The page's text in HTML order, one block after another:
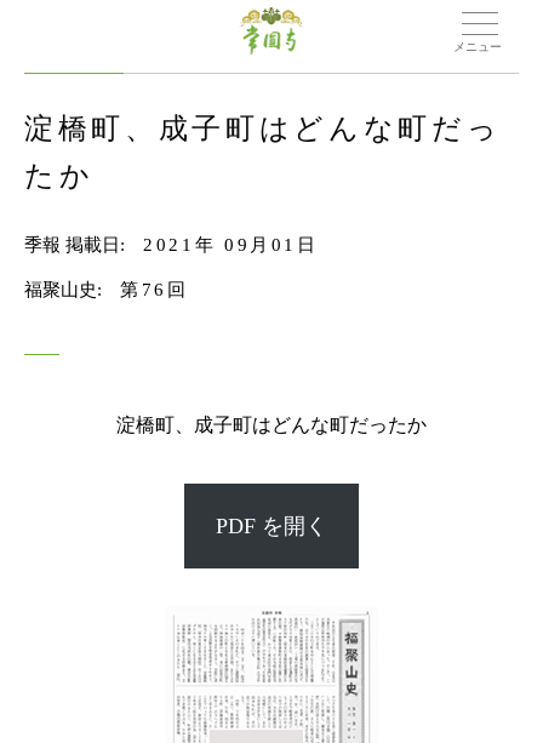
メニュー
淀橋町、成子町はどんな町だっ
たか
季報 掲載日: 2021年 09月01日
福聚山史: 第76回
淀橋町、成子町はどんな町だったか
PDF を開く